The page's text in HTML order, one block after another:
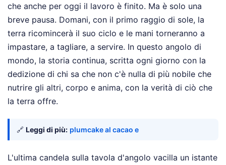
che anche per oggi il lavoro è finito. Ma è solo una
breve pausa. Domani, con il primo raggio di sole, la
terra ricomincerà il suo ciclo e le mani torneranno a
impastare, a tagliare, a servire. In questo angolo di
mondo, la storia continua, scritta ogni giorno con la
dedizione di chi sa che non c'è nulla di più nobile che
nutrire gli altri, corpo e anima, con la verità di ciò che
la terra offre.
🔗 Leggi di più: plumcake al cacao e
L'ultima candela sulla tavola d'angolo vacilla un istante